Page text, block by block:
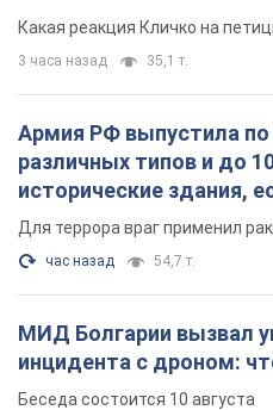
небоскреба
Какая реакция Кличко на
3 часа назад 35,1 т.
Армия РФ выпустила по
различных типов и до
исторические здания,
Фото и видео
Для террора враг применил
час назад 54,7 т.
МИД Болгарии вызвал
инцидента с дроном:
Беседа состоится 10 августа